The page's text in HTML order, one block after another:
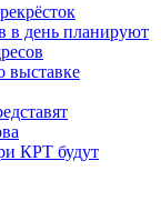
в день планируют
выставке
КРТ будут